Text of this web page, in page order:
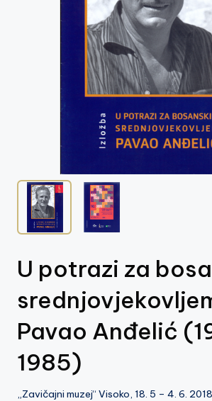
o
U potrazi za
Pavao Anđelić
1985)
„Zavičajni muzej“ Visoko, 18. 5 – 4. 6.